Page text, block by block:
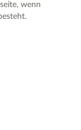
wenn